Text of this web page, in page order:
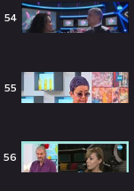
54
55
56